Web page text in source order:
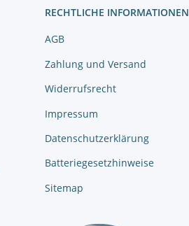
RECHTLICHE INFORMATIONEN
AGB
Zahlung und Versand
Widerrufsrecht
Impressum
Datenschutzerklärung
Batteriegesetzhinweise
Sitemap